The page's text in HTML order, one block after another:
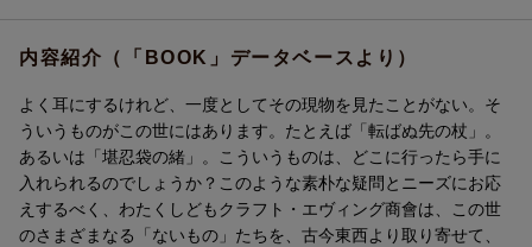
内容紹介（「BOOK」データベースより）
よく耳にするけれど、一度としてその現物を見たことがない。そ
ういうものがこの世にはあります。たとえば「転ばぬ先の杖」。
あるいは「堪忍袋の緒」。こういうものは、どこに行ったら手に
入れられるのでしょうか？このような素朴な疑問とニーズにお応
えするべく、わたくしどもクラフト・エヴィング商會は、この世
のさまざまなる「ないもの」たちを、古今東西より取り寄せて、